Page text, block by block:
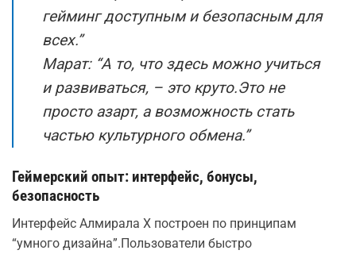
гейминг доступным и безопасным для
всех.”
Марат: “А то, что здесь можно учиться
и развиваться, – это круто.Это не
просто азарт, а возможность стать
частью культурного обмена.”
Геймерский опыт: интерфейс, бонусы,
безопасность
Интерфейс Алмирала Х построен по принципам
“умного дизайна”.Пользователи быстро